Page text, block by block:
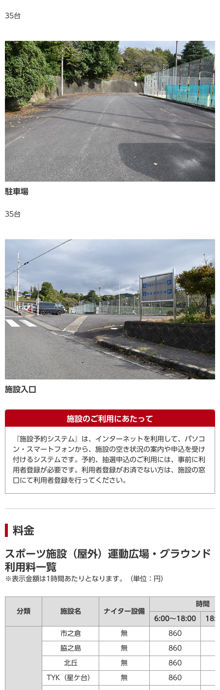
35台
駐車場
35台
施設入口
施設のご利用にあたって
『施設予約システム』は、インターネットを利用して、パソコ
ン・スマートフォンから、施設の空き状況の案内や申込を受け
付けるシステムです。予約、抽選申込のご利用には、事前に利
用者登録が必要です。利用者登録がお済でない方は、施設の窓
口にて利用者登録を行ってください。
料金
スポーツ施設（屋外）運動広場・グラウンド
利用料一覧
※表示金額は1時間あたりとなります。（単位：円）
分類 施設名 ナイター設備
時間
6:00～18:00
市之倉 無 860
脇之島 無 860
北丘 無 860
TYK（星ケ台） 無 860